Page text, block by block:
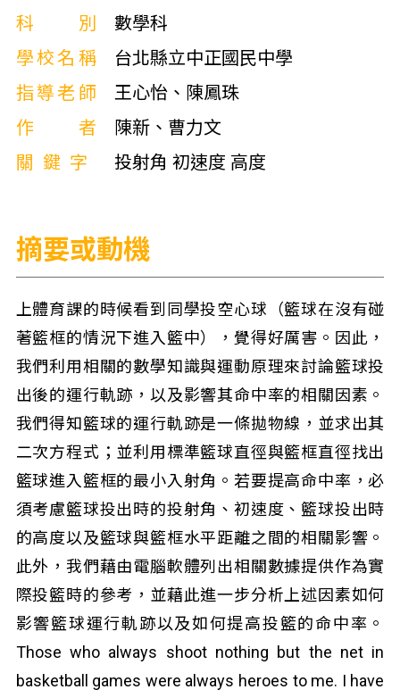
科別
數學科
學校名稱
台北縣立中正國民中學
指導老師
王心怡、陳鳳珠
作者
陳新、曹力文
關鍵字
投射角 初速度 高度
摘要或動機
上體育課的時候看到同學投空心球（籃球在沒有碰
著籃框的情況下進入籃中），覺得好厲害。因此，
我們利用相關的數學知識與運動原理來討論籃球投
出後的運行軌跡，以及影響其命中率的相關因素。
我們得知籃球的運行軌跡是一條拋物線，並求出其
二次方程式；並利用標準籃球直徑與籃框直徑找出
籃球進入籃框的最小入射角。若要提高命中率，必
須考慮籃球投出時的投射角、初速度、籃球投出時
的高度以及籃球與籃框水平距離之間的相關影響。
此外，我們藉由電腦軟體列出相關數據提供作為實
際投籃時的參考，並藉此進一步分析上述因素如何
影響籃球運行軌跡以及如何提高投籃的命中率。
Those who always shoot nothing but the net in
basketball games were always heroes to me. I have